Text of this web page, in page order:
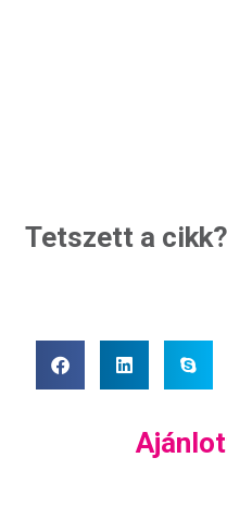
Tetszett a cikk?